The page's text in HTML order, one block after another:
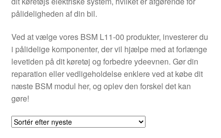
Om os
Privatlivspolitik
Vilkår og betingelser
pålideligheden af din bil.
Ved at vælge vores BSM L11-00 produkter, investerer du
i pålidelige komponenter, der vil hjælpe med at forlænge
levetiden på dit køretøj og forbedre ydeevnen. Gør din
reparation eller vedligeholdelse enklere ved at købe dit
næste BSM modul her, og oplev den forskel det kan
gøre!